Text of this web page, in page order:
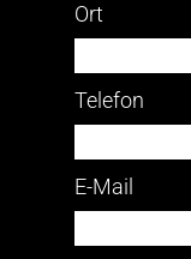
Ort
Telefon
E-Mail